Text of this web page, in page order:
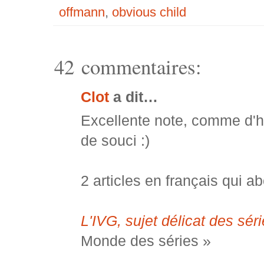
offmann, obvious child
42 commentaires:
Clot a dit…
Excellente note, comme
de souci :)
2 articles en français qui
L'IVG, sujet délicat des
Monde des séries »